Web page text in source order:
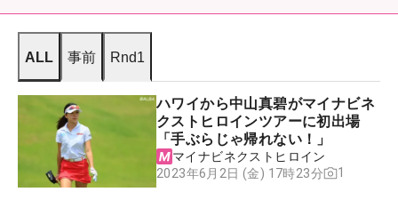
ALL 事前 Rnd1
ハワイから中山真碧がマイナビネ
クストヒロインツアーに初出場
「手ぶらじゃ帰れない！」
マイナビネクストヒロイン
2023年6月2日 (金) 17時23分
1